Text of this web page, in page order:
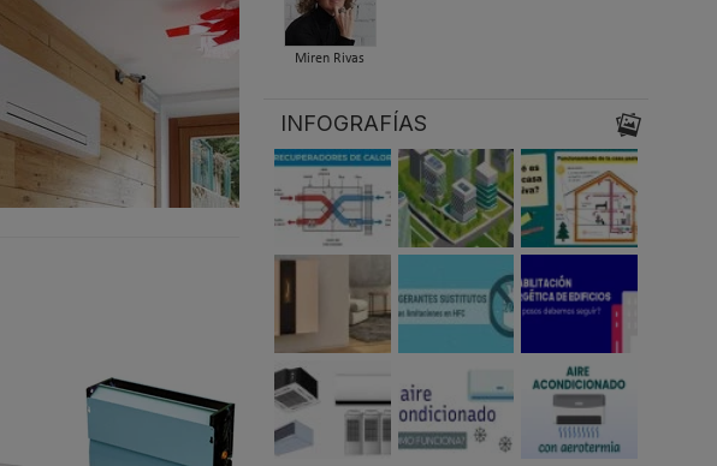
Miren Rivas
INFOGRAFÍAS